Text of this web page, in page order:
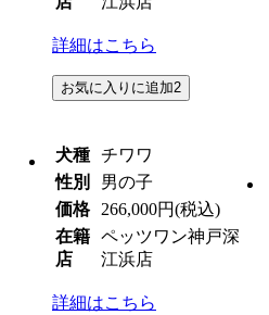
詳細はこちら
お気に入りに追加2
犬種 チワワ
性別
男の子
価格
266,000円(税込)
在籍
店
ペッツワン神戸深
江浜店
詳細はこちら